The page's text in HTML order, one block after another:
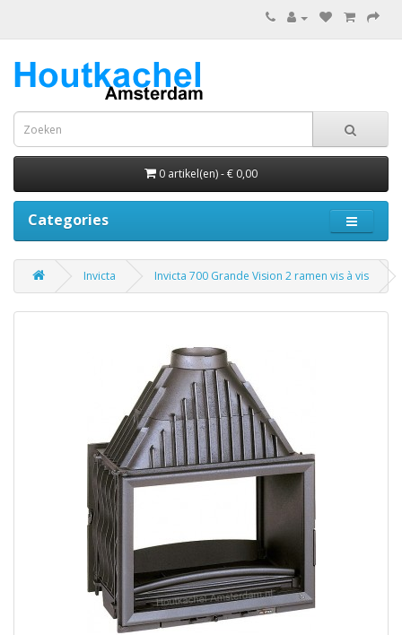
0 artikel(en) - € 0,00
Categories
Invicta Invicta 700 Grande Vision 2 ramen vis à vis